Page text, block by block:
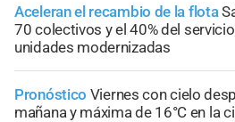
Aceleran el recambio de la flota
70 colectivos y el 40% del
unidades modernizadas
Pronóstico Viernes con cielo
mañana y máxima de 16°C en la